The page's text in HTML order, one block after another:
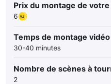
Prix du montage de votre
6
Temps de montage vidéo
30-40 minutes
Nombre de scènes à
2